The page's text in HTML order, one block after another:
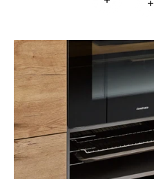
Weiterlesen